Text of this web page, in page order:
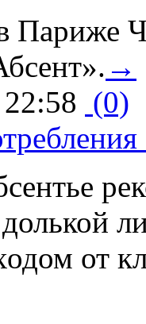
Париже
→
(0)
от